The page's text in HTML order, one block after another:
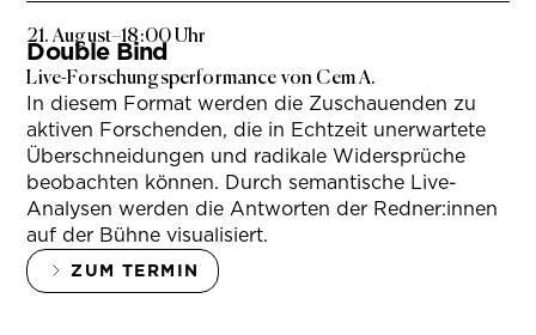
21. August–18:00 Uhr
Double Bind
Live-Forschungsperformance von Cem A.
In diesem Format werden die Zuschauenden zu
aktiven Forschenden, die in Echtzeit unerwartete
Überschneidungen und radikale Widersprüche
beobachten können. Durch semantische Live-
Analysen werden die Antworten der Redner:innen
auf der Bühne visualisiert.
ZUM TERMIN